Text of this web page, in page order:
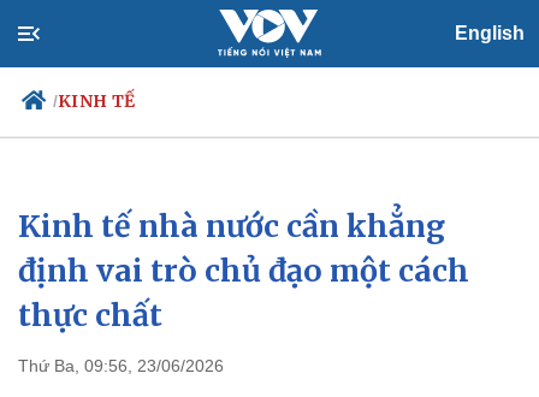
English
/KINH TẾ
Chính trị
Đảng
Tổ chức nhân sự
Quốc hội
Nhận diện sự thật
Xã hội
Dự báo thời tiết
Kinh tế nhà nước cần khẳng
định vai trò chủ đạo một cách
thực chất
Thứ Ba, 09:56, 23/06/2026